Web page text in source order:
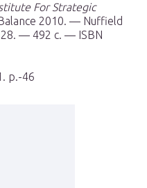
For Strategic
2010. — Nuffield
— 492 с. — ISBN
p.-46